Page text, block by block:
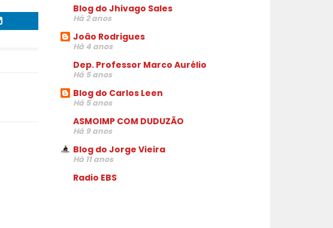
Blog do Jhivago Sales
Há 2 anos
João Rodrigues
Há 4 anos
Dep. Professor Marco Aurélio
Há 5 anos
Blog do Carlos Leen
Há 5 anos
ASMOIMP COM DUDUZÃO
Há 9 anos
Blog do Jorge Vieira
Há 11 anos
Radio EBS